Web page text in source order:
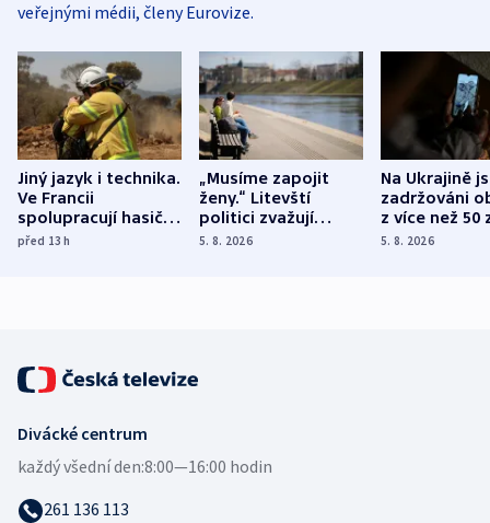
veřejnými médii, členy Eurovize.
Jiný jazyk i technika.
Ve Francii
spolupracují hasiči z
různých zemí
před 13h
„Musíme zapojit
ženy.“ Litevští
politici zvažují
dohodu o
5. 8. 2026
Na Ukrajině
zadržováni
z více než 50
Bojovali na
5. 8. 2026
Divácké centrum
každý všední den:8:00—16:00 hodin
261 136 113